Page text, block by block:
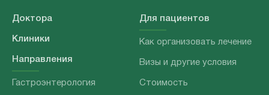
Доктора
Клиники
Направления
Гастроэнтерология
Для пациентов
Как организовать лечение
Визы и другие условия
Стоимость